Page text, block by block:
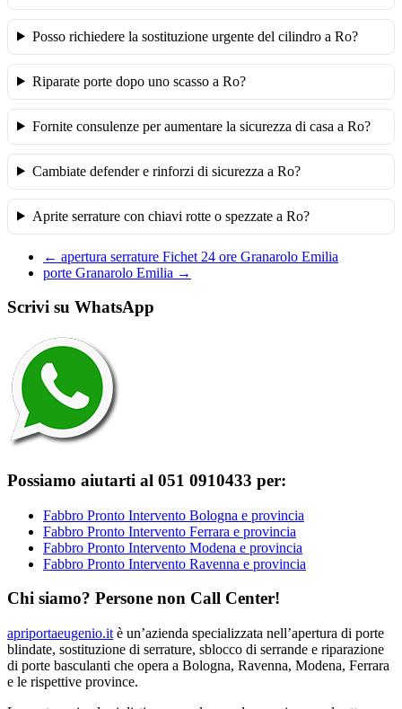
Posso richiedere la sostituzione urgente del cilindro a Ro?
Riparate porte dopo uno scasso a Ro?
Fornite consulenze per aumentare la sicurezza di casa a Ro?
Cambiate defender e rinforzi di sicurezza a Ro?
Aprite serrature con chiavi rotte o spezzate a Ro?
← apertura serrature Fichet 24 ore Granarolo Emilia
porte Granarolo Emilia →
Scrivi su WhatsApp
Possiamo aiutarti al 051 0910433 per:
Fabbro Pronto Intervento Bologna e provincia
Fabbro Pronto Intervento Ferrara e provincia
Fabbro Pronto Intervento Modena e provincia
Fabbro Pronto Intervento Ravenna e provincia
Chi siamo? Persone non Call Center!
apriportaeugenio.it è un’azienda specializzata nell’apertura di porte
blindate, sostituzione di serrature, sblocco di serrande e riparazione
di porte basculanti che opera a Bologna, Ravenna, Modena, Ferrara
e le rispettive province.